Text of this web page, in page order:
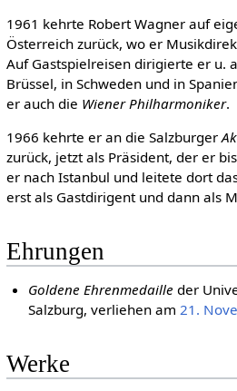
1961 kehrte Robert Wagner auf
Österreich zurück, wo er
Auf Gastspielreisen dirigierte er u.
Brüssel, in Schweden und in
er auch die Wiener Philharmoniker.
1966 kehrte er an die Salzburger
zurück, jetzt als Präsident, der er
er nach Istanbul und leitete dort
erst als Gastdirigent und dann als
Ehrungen
Goldene Ehrenmedaille der
Salzburg, verliehen am 21.
Werke